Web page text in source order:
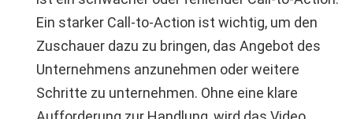
Ein starker Call-to-Action ist wichtig, um den
Zuschauer dazu zu bringen, das Angebot des
Unternehmens anzunehmen oder weitere
Schritte zu unternehmen. Ohne eine klare